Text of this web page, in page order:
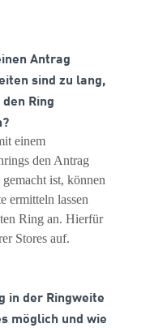
Antrag
sind zu lang,
Ring
einem
den Antrag
ist, können
ermitteln lassen
Ring an. Hierfür
Stores auf.
in der Ringweite
möglich und wie